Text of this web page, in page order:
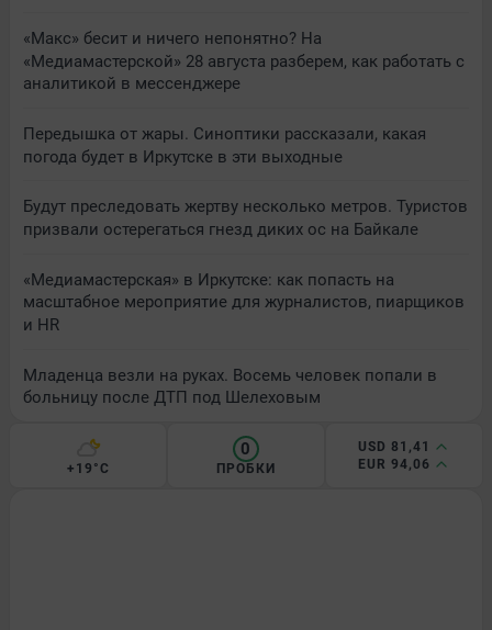
«Макс» бесит и ничего непонятно? На
«Медиамастерской» 28 августа разберем, как работать с
аналитикой в мессенджере
Передышка от жары. Синоптики рассказали, какая
погода будет в Иркутске в эти выходные
Будут преследовать жертву несколько метров. Туристов
призвали остерегаться гнезд диких ос на Байкале
«Медиамастерская» в Иркутске: как попасть на
масштабное мероприятие для журналистов, пиарщиков
и HR
Младенца везли на руках. Восемь человек попали в
больницу после ДТП под Шелеховым
+19°C
0
ПРОБКИ
USD 81,41
EUR 94,06